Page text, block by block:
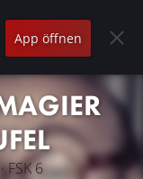
App öffnen
FSK 6